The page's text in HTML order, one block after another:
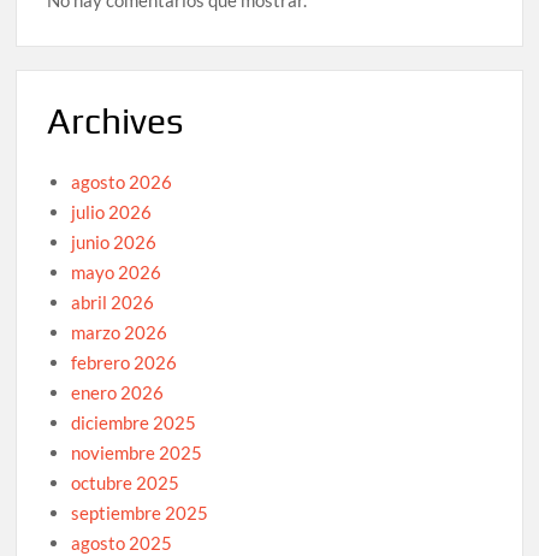
Archives
agosto 2026
julio 2026
junio 2026
mayo 2026
abril 2026
marzo 2026
febrero 2026
enero 2026
diciembre 2025
noviembre 2025
octubre 2025
septiembre 2025
agosto 2025